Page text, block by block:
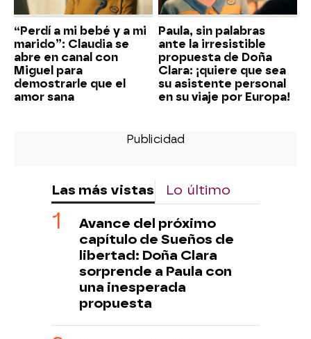
“Perdí a mi bebé y a mi
marido”: Claudia se
abre en canal con
Miguel para
demostrarle que el
amor sana
Paula, sin palabras
ante la irresistible
propuesta de Doña
Clara: ¡quiere que sea
su asistente personal
en su viaje por Europa!
Las más vistas Lo último
Avance del próximo
capítulo de Sueños de
libertad: Doña Clara
sorprende a Paula con
una inesperada
propuesta